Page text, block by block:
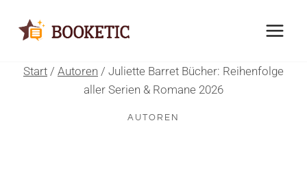
Inhalt
Start / Autoren / Juliette Barret Bücher: Reihenfolge
aller Serien & Romane 2026
AUTOREN